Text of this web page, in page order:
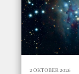
2 OKTOBER 2026